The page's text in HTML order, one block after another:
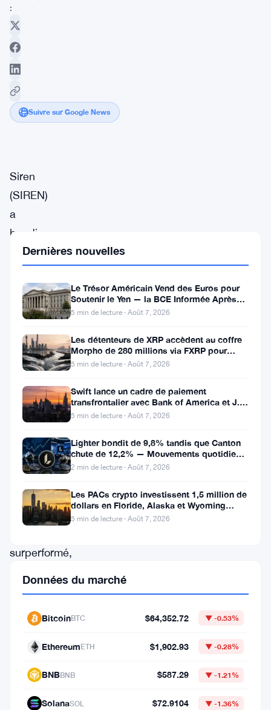
:
Suivre sur Google News
Siren
(SIREN)
a
bondi
29,54%
$0,7764
tête
classement
des
gagnants
alors
que
certains
altcoins
surperformé,
données
CoinGecko.
MemeCore
augmenté
Dernières nouvelles
Le Trésor Américain Vend des Euros pour
Soutenir le Yen — la BCE Informée Après
Coup
5 min de lecture · Août 7, 2026
Les détenteurs de XRP accèdent au coffre
Morpho de 280 millions via FXRP pour
emprunter des RLUSD
5 min de lecture · Août 7, 2026
Swift lance un cadre de paiement
transfrontalier avec Bank of America et J.P.
Morgan dans 25 pays
5 min de lecture · Août 7, 2026
Lighter bondit de 9,8% tandis que Canton
chute de 12,2% — Mouvements quotidiens
du 7 août
2 min de lecture · Août 7, 2026
Les PACs crypto investissent 1,5 million de
dollars en Floride, Alaska et Wyoming
après un revers au Michigan
5 min de lecture · Août 7, 2026
Données du marché
BitcoinBTC $64,352.72 ▼ -0.53%
EthereumETH $1,902.93 ▼ -0.28%
BNBBNB $587.29 ▼ -1.21%
SolanaSOL $72.9104 ▼ -1.36%